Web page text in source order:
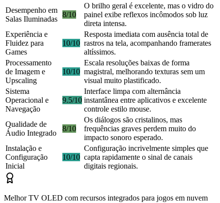
Desempenho em
Salas Iluminadas
8/10
O brilho geral é excelente, mas o vidro do
painel exibe reflexos incômodos sob luz
direta intensa.
Experiência e
Fluidez para
Games
10/10
Resposta imediata com ausência total de
rastros na tela, acompanhando framerates
altíssimos.
Processamento
de Imagem e
Upscaling
10/10
Escala resoluções baixas de forma
magistral, melhorando texturas sem um
visual muito plastificado.
Sistema
Operacional e
Navegação
9.5/10
Interface limpa com alternância
instantânea entre aplicativos e excelente
controle estilo mouse.
Qualidade de
Áudio Integrado
8/10
Os diálogos são cristalinos, mas
frequências graves perdem muito do
impacto sonoro esperado.
Instalação e
Configuração
Inicial
10/10
Configuração incrivelmente simples que
capta rapidamente o sinal de canais
digitais regionais.
Melhor TV OLED com recursos integrados para jogos em nuvem